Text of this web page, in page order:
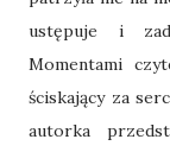
ustępuje i
Momentami
ściskający za
autorka